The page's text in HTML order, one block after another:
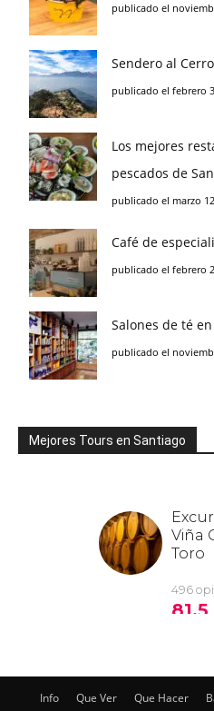
publicado el
Sendero al
publicado el febrero
Los mejores
pescados de
publicado el marzo
Café de
publicado el febrero
Salones de té
publicado el
Mejores Tours en Santiago
Info Que Ver Que Hacer